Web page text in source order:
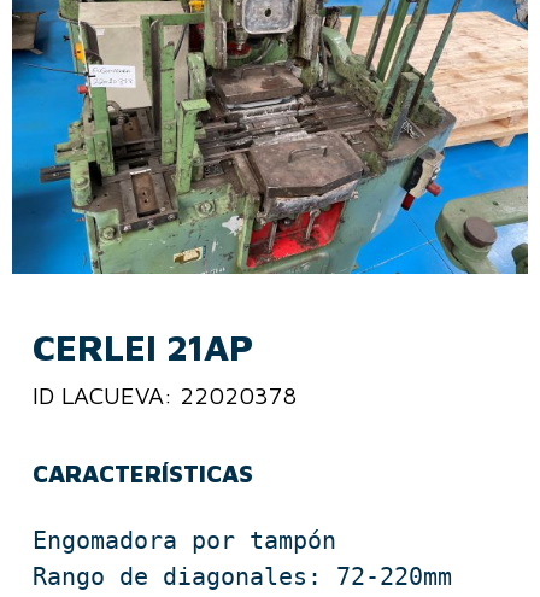
CERLEI 21AP
ID LACUEVA: 22020378
CARACTERÍSTICAS
Engomadora por tampón
Rango de diagonales: 72-220mm